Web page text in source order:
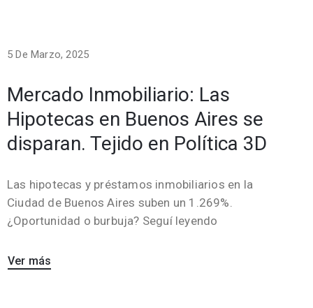
5 De Marzo, 2025
Mercado Inmobiliario: Las
Hipotecas en Buenos Aires se
disparan. Tejido en Política 3D
Las hipotecas y préstamos inmobiliarios en la
Ciudad de Buenos Aires suben un 1.269%.
¿Oportunidad o burbuja? Seguí leyendo
Ver más